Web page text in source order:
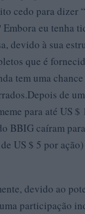
cedo para dizer
eu tenha
devido à sua
que é
tem uma
de
para até US $
BBIG caíram
US $ 5 por
devido ao
participação